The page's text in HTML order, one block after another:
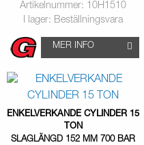
Artikelnummer: 10H1510
I lager: Beställningsvara
MER INFO
ENKELVERKANDE CYLINDER 15
TON
SLAGLÄNGD 152 MM 700 BAR